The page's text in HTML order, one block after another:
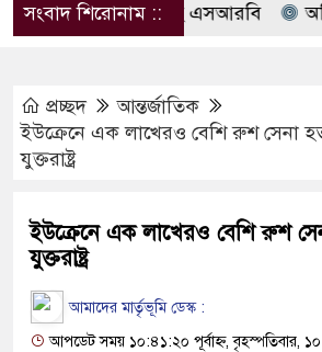
সংবাদ শিরোনাম ::
নাম বদলে আসছে এসআরবি অফিস
প্রচ্ছদ
আন্তর্জাতিক
ইউক্রেনে এক লাখেরও বেশি রুশ সেনা
যুক্তরাষ্ট্র
ইউক্রেনে এক লাখেরও বেশি রুশ
যুক্তরাষ্ট্র
আমাদের মার্তৃভূমি ডেস্ক :
আপডেট সময় ১০:৪১:২০ পূর্বাহ্ন, বৃহস্পতিবার,